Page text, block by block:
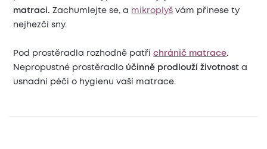
matraci.Zachumlejte se, a mikroplyš vám přinese ty
nejhezčí sny.
Pod prostěradla rozhodně patříchránič matrace.
Nepropustné prostěradlo účinně prodlouží životnost a
usnadní péči o hygienu vaší matrace.